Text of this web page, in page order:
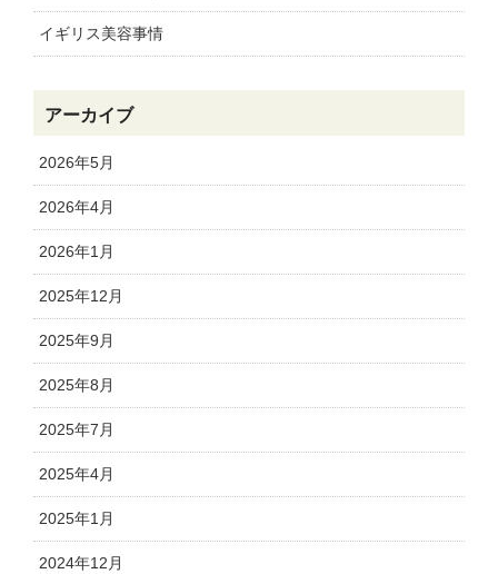
イギリス美容事情
アーカイブ
2026年5月
2026年4月
2026年1月
2025年12月
2025年9月
2025年8月
2025年7月
2025年4月
2025年1月
2024年12月